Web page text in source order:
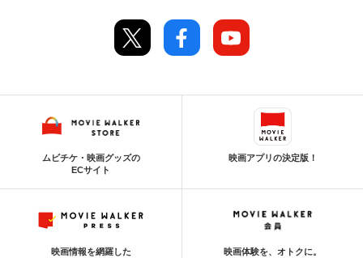
ムビチケ・映画グッズの
ECサイト
映画アプリの決定版！
映画情報を網羅した 映画体験を、オトクに。